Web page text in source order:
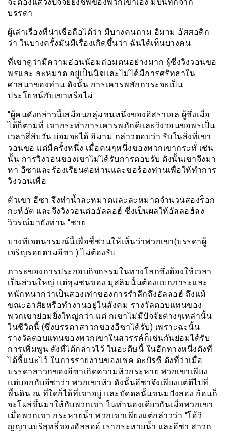
บรรดา
ผู้เล่าเรื่องที่น่าเชื่อถือได้ว่า มีบางคนถาม อิมาม อัศศอดิก
ว่า ในบางครั้งมันมีเรื่องเกิดขึ้นว่า ฉันได้เห็นบางคน
ที่เขาดูว่ามีความอ่อนน้อมถ่อมตนอย่างมาก ผู้ซึ่งวิงวอนขอ
พรและ ละหมาด อยู่เป็นนิจและไม่ได้มีการศรัทธาใน
ศาสนาของท่าน ดังนั้น การเคารพสักการะจะเป็น
ประโยชน์กับเขาหรือไม่
“ผู้คนดังกล่าวนี้เสมือนกลุ่มชนหนึ่งของอิสราเอล ผู้ซึ่งเมื่อ
ได้ก็ตามที่ เขากระทำการเคารพภักดีและวิงวอนขอพรเป็น
เวลาสี่สิบวัน ย่อมจะได้ อิมาม กล่าวตอบว่า รับในสิ่งที่เขา
วอนขอ แต่มีครั้งหนึ่ง เมื่อคนๆหนึ่งของพวกเขากระทั่ เช่น
นั้น การวิงวอนของเขาไม่ได้รับการตอบรับ ดังนั้นเขาจึงมา
หา อีซาและร้องเรียนต่อท่านและขอร้องท่านเพื่อให้ทำการ
วิงวอนเพื่อ
ตัวเขา อีซา จึงทำน้ำละหมาดและละหมาดจำนวนสองร็อก
กะห์อัต และจึงวิงวอนต่ออัลลอฮ์ ซึ่งเป็นผลให้อัลลอฮ์ลง
วิวรณ์มายังท่าน “ชาย
บางทีเจตนารมณ์นี้เพื่อชี้ชวนให้เห็นว่าพวกเขา(บรรดาผู้
เจริญรอยตามอีซา ) ไม่ต้องรับ
ภาระของการประกอบกิจกรรมในทางโลกซึ่งต้องใช้เวลา
เป็นส่วนใหญ่ แต่ชุมชนของ มุสลิมนั้นต้องแบกภาระและ
หนักหนากว่าเป็นสองเท่าของการรำลึกถึงอัลลอฮ์ ถึงแม้
ขณะอาศัยหรือทำงานอยู่ในสังคม รางวัลตอบแทนของ
พวกเขาย่อมยิ่งใหญ่กว่า แต่ กเขาไม่มีปัจจัยต่างๆเหล่านั้น
ในชีวิตนี้ (ซึ่งบรรดาสาวกของอีซาได้รับ) เพราะฉะนั้น
รางวัลตอบแทนของพวกเขาในสวรรค์ก็เช่นกันย่อมได้รับ
การเพิ่มพูน ดังที่ได้กล่าวไว้ ในอะดีษนี้ ในอีกทางหนึ่งดังที่
ได้ชี้แนะไว้ ในการรายงานของเชค ตะบัรซี ดังที่ว่าเมื่อ
บรรดาสาวกของอีซาเกิดความหิวกระหาย พวกเขาเพียง
แต่บอกกับอีซาว่า พวกเขาหิว ดังนั้นอีซาจึงเพียงแต่ตีไปที่
พื้นดิน ณ ที่ใดก็ได้ที่เขาอยู่ และบัดดลนั้นขนมปังสอง ก้อนก็
จะโผล่ขึ้นมาให้กับพวกเขา ในทำนองเดียวกันเมื่อพวกเขา
เมื่อพวกเขา กระหายน้ำ พวกเขาเพียงแต่กล่าวว่า “โอ้วิ
ญญานบริสุทธิ์ของอัลลอฮ์ เรากระหายน้ำ และอีซา สาวก